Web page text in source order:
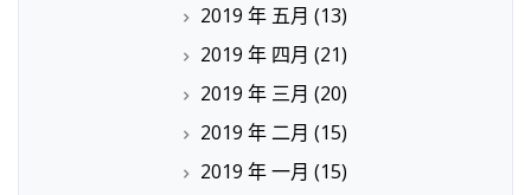
2019 年 五月 (13)
2019 年 四月 (21)
2019 年 三月 (20)
2019 年 二月 (15)
2019 年 一月 (15)